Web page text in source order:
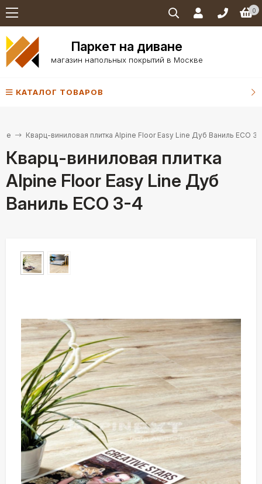
0
Паркет на диване
магазин напольных покрытий в Москве
КАТАЛОГ ТОВАРОВ
Кварц-виниловая плитка Alpine Floor Easy Line Дуб Ваниль ECO
Кварц-виниловая плитка
Alpine Floor Easy Line Дуб
Ваниль ECO 3-4